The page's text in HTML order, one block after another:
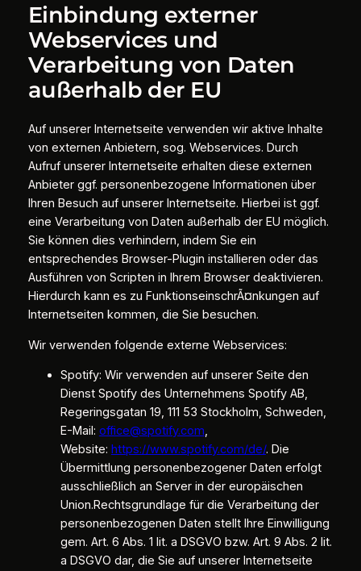
Einbindung externer
Webservices und
Verarbeitung von Daten
außerhalb der EU
Auf unserer Internetseite verwenden wir aktive Inhalte
von externen Anbietern, sog. Webservices. Durch
Aufruf unserer Internetseite erhalten diese externen
Anbieter ggf. personenbezogene Informationen über
Ihren Besuch auf unserer Internetseite. Hierbei ist ggf.
eine Verarbeitung von Daten außerhalb der EU möglich.
Sie können dies verhindern, indem Sie ein
entsprechendes Browser-Plugin installieren oder das
Ausführen von Scripten in Ihrem Browser deaktivieren.
Hierdurch kann es zu FunktionseinschrÃ¤nkungen auf
Internetseiten kommen, die Sie besuchen.
Wir verwenden folgende externe Webservices:
Spotify: Wir verwenden auf unserer Seite den
Dienst Spotify des Unternehmens Spotify AB,
Regeringsgatan 19, 111 53 Stockholm, Schweden,
E-Mail: office@spotify.com,
Website: https://www.spotify.com/de/. Die
Übermittlung personenbezogener Daten erfolgt
ausschließlich an Server in der europäischen
Union.Rechtsgrundlage für die Verarbeitung der
personenbezogenen Daten stellt Ihre Einwilligung
gem. Art. 6 Abs. 1 lit. a DSGVO bzw. Art. 9 Abs. 2 lit.
a DSGVO dar, die Sie auf unserer Internetseite